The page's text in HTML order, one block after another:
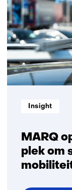
software
met
en
TNO’s
MARQ
plek om
Insight